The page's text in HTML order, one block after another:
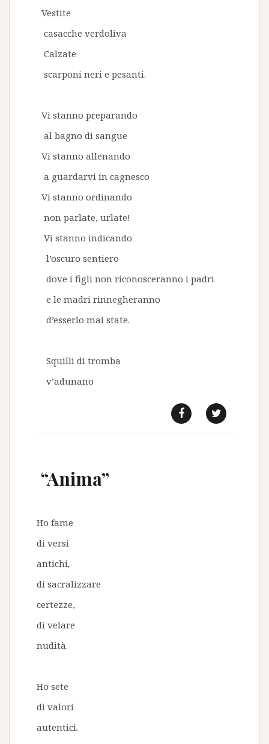
Vestite
casacche verdoliva
Calzate
scarponi neri e pesanti.
Vi stanno preparando
al bagno di sangue
Vi stanno allenando
a guardarvi in cagnesco
Vi stanno ordinando
non parlate, urlate!
Vi stanno indicando
l’oscuro sentiero
dove i figli non riconosceranno i padri
e le madri rinnegheranno
d’esserlo mai state.
Squilli di tromba
v’adunano
“Anima”
Ho fame
di versi
antichi,
di sacralizzare
certezze,
di velare
nudità.
Ho sete
di valori
autentici.